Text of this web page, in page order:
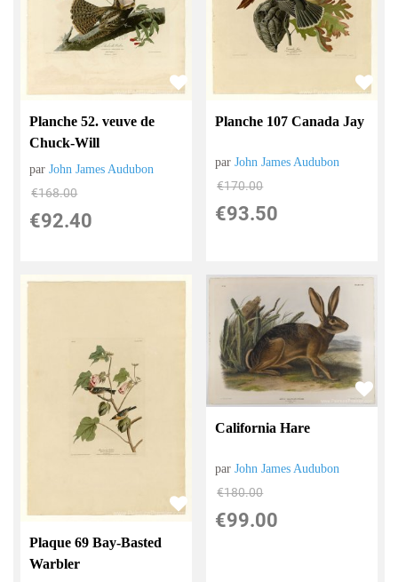
Planche 52. veuve de
Chuck-Will
parJohn James Audubon
€168.00
€92.40
Planche 107 Canada Jay
parJohn James Audubon
€170.00
€93.50
Plaque 69 Bay-Basted
Warbler
California Hare
parJohn James Audubon
€180.00
€99.00